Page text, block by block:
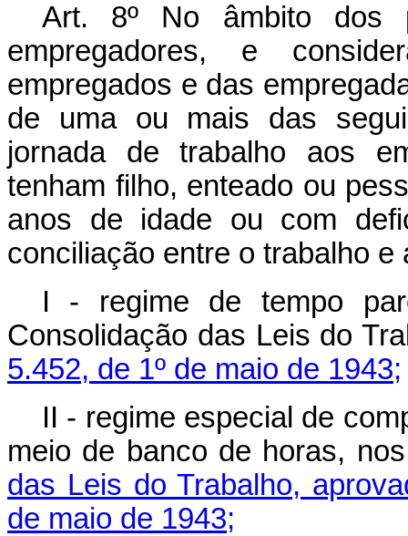
Art. 8º
No âmbito dos
empregadores, e
empregados e das
de uma ou mais das
jornada de trabalho aos
tenham filho, enteado ou
anos de idade ou com
conciliação entre o trabalho e
I - regime de tempo
Consolidação das Leis do
5.452, de 1º de maio de 1943;
II - regime especial de
meio de banco de horas,
das Leis do Trabalho,
de maio de 1943;